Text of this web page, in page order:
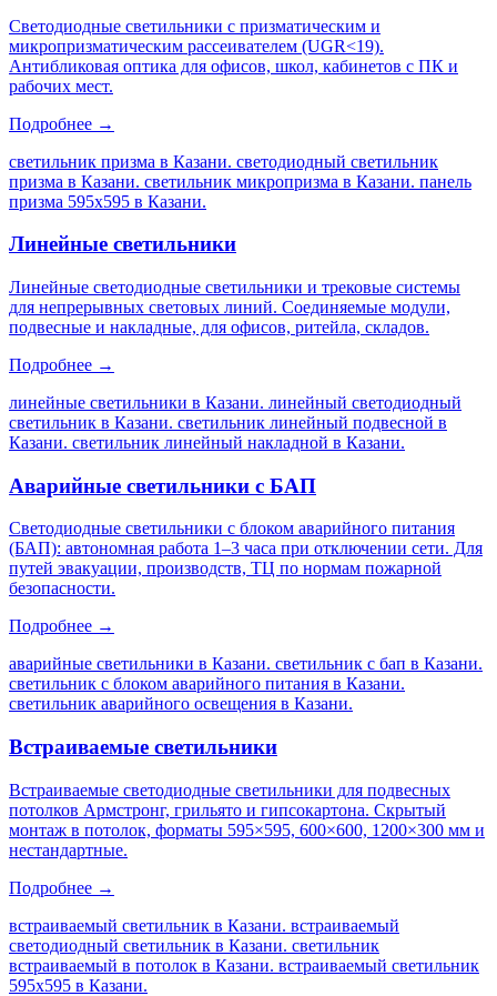
Светодиодные светильники с призматическим и
микропризматическим рассеивателем (UGR<19).
Антибликовая оптика для офисов, школ, кабинетов с ПК и
рабочих мест.
Подробнее →
светильник призма в Казани. светодиодный светильник
призма в Казани. светильник микропризма в Казани. панель
призма 595х595 в Казани.
Линейные светильники
Линейные светодиодные светильники и трековые системы
для непрерывных световых линий. Соединяемые модули,
подвесные и накладные, для офисов, ритейла, складов.
Подробнее →
линейные светильники в Казани. линейный светодиодный
светильник в Казани. светильник линейный подвесной в
Казани. светильник линейный накладной в Казани.
Аварийные светильники с БАП
Светодиодные светильники с блоком аварийного питания
(БАП): автономная работа 1–3 часа при отключении сети. Для
путей эвакуации, производств, ТЦ по нормам пожарной
безопасности.
Подробнее →
аварийные светильники в Казани. светильник с бап в Казани.
светильник с блоком аварийного питания в Казани.
светильник аварийного освещения в Казани.
Встраиваемые светильники
Встраиваемые светодиодные светильники для подвесных
потолков Армстронг, грильято и гипсокартона. Скрытый
монтаж в потолок, форматы 595×595, 600×600, 1200×300 мм и
нестандартные.
Подробнее →
встраиваемый светильник в Казани. встраиваемый
светодиодный светильник в Казани. светильник
встраиваемый в потолок в Казани. встраиваемый светильник
595х595 в Казани.